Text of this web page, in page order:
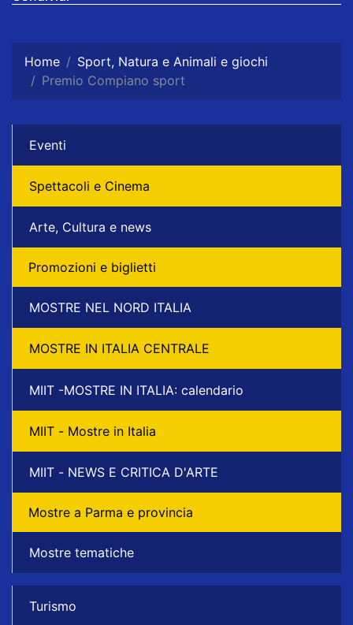
Home
Sport, Natura e Animali e giochi
Premio Compiano sport
Eventi
Spettacoli e Cinema
Arte, Cultura e news
Promozioni e biglietti
MOSTRE NEL NORD ITALIA
MOSTRE IN ITALIA CENTRALE
MIIT -MOSTRE IN ITALIA: calendario
MIIT - Mostre in Italia
MIIT - NEWS E CRITICA D'ARTE
Mostre a Parma e provincia
Mostre tematiche
Turismo